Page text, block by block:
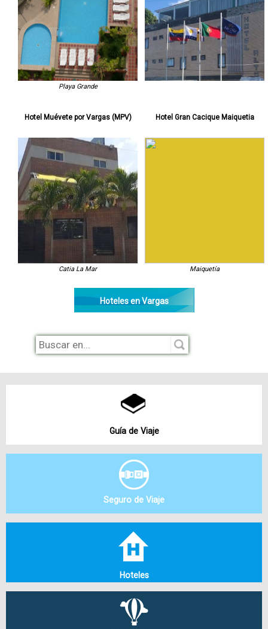
Hotel Muévete por Vargas (MPV)
Catia La Mar
Hotel Gran Cacique Maiquetia
Maiquetía
Playa Grande
Hoteles en Vargas
Guía de Viaje
Seguro de Viaje
Hoteles